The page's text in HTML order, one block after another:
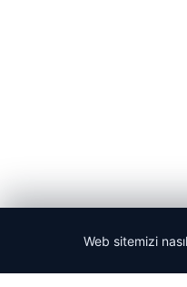
Web sitemizi